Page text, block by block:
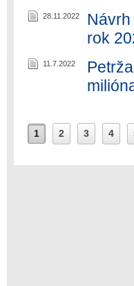
28.11.2022
rok
11.7.2022
1 2 3 4